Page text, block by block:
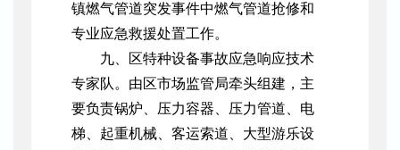
镇燃气管道突发事件中燃气管道抢修和
专业应急救援处置工作。
九、区特种设备事故应急响应技术
专家队。由区市场监管局牵头组建，主
要负责锅炉、压力容器、压力管道、电
梯、起重机械、客运索道、大型游乐设